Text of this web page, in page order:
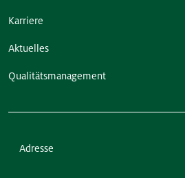
Karriere
Aktuelles
Qualitätsmanagement
Adresse